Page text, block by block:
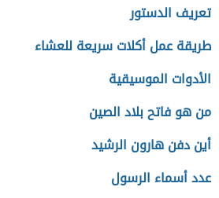
تعريف الدستور
طريقة عمل أكلات سريعة للعشاء
الأدوات الموسيقية
من هو فاتح بلاد الصين
أين دفن هارون الرشيد
عدد أسماء الرسول